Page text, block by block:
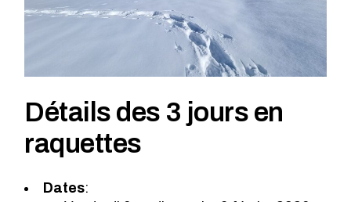
Détails des 3 jours en
raquettes
Dates: